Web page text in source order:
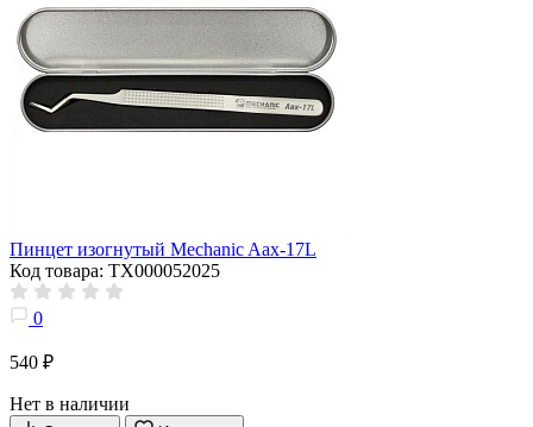
Пинцет изогнутый Mechanic Aax-17L
Код товара: ТХ000052025
0
540 ₽
Нет в наличии